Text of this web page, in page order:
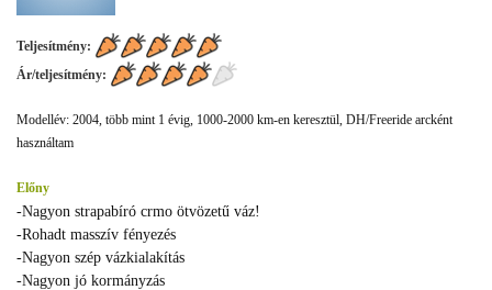
Teljesítmény:
Ár/teljesítmény:
Modellév: 2004, több mint 1 évig, 1000-2000 km-en keresztül, DH/Freeride arcként
használtam
Előny
-Nagyon strapabíró crmo ötvözetű váz!
-Rohadt masszív fényezés
-Nagyon szép vázkialakítás
-Nagyon jó kormányzás